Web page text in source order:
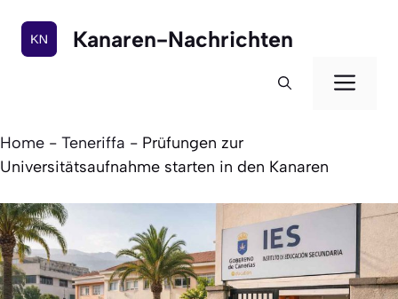
Inhalt
springen
Kanaren-Nachrichten
Home - Teneriffa - Prüfungen zur
Universitätsaufnahme starten in den Kanaren